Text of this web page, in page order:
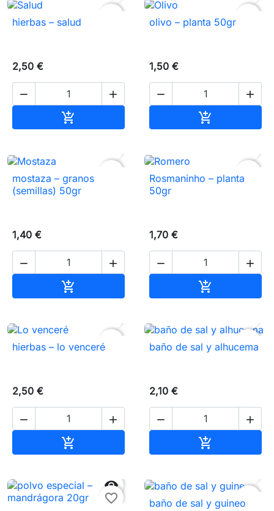
hierbas – salud
2,50 €
 

olivo – planta 50gr
1,50 €
 

mostaza – granos
(semillas) 50gr
1,40 €
 

favorite_border
Rosmaninho – planta
50gr
1,70 €
 

favorite_border
hierbas – lo venceré
2,50 €
 

favorite_border
baño de sal y alhucema
2,10 €
 


favorite_border
favorite_border
baño de sal y guineo